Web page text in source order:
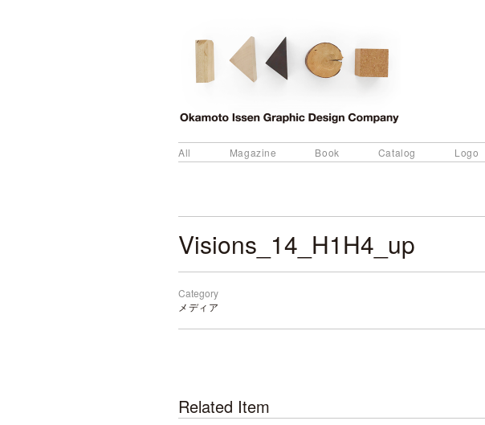
All Magazine Book Catalog Logo
Visions_14_H1H4_up
Category
メディア
Related Item